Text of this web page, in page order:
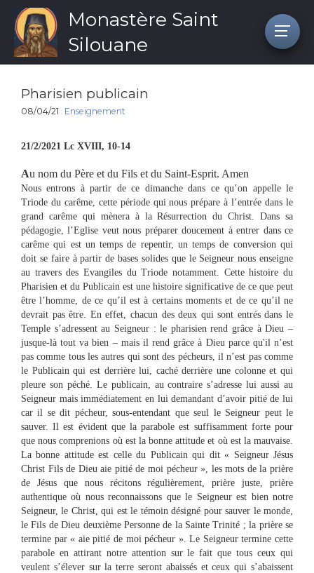
Monastère Saint
Silouane
Pharisien publicain
08/04/21 Enseignement
21/2/2021 Lc XVIII, 10-14
Au nom du Père et du Fils et du Saint-Esprit. Amen
Nous entrons à partir de ce dimanche dans ce qu’on appelle le
Triode du carême, cette période qui nous prépare à l’entrée dans le
grand carême qui mènera à la Résurrection du Christ. Dans sa
pédagogie, l’Eglise veut nous préparer doucement à entrer dans ce
carême qui est un temps de repentir, un temps de conversion qui
doit se faire à partir de bases solides que le Seigneur nous enseigne
au travers des Evangiles du Triode notamment. Cette histoire du
Pharisien et du Publicain est une histoire significative de ce que peut
être l’homme, de ce qu’il est à certains moments et de ce qu’il ne
devrait pas être. En effet, chacun des deux qui sont entrés dans le
Temple s’adressent au Seigneur : le pharisien rend grâce à Dieu –
jusque-là tout va bien – mais il rend grâce à Dieu parce qu'il n’est
pas comme tous les autres qui sont des pécheurs, il n’est pas comme
le Publicain qui est derrière lui, caché derrière une colonne et qui
pleure son péché. Le publicain, au contraire s’adresse lui aussi au
Seigneur mais immédiatement en lui demandant d’avoir pitié de lui
car il se dit pécheur, sous-entendant que seul le Seigneur peut le
sauver. Il est évident que la parabole est suffisamment forte pour
que nous comprenions où est la bonne attitude et où est la mauvaise.
La bonne attitude est celle du Publicain qui dit « Seigneur Jésus
Christ Fils de Dieu aie pitié de moi pécheur », les mots de la prière
de Jésus que nous récitons régulièrement, prière juste, prière
authentique où nous reconnaissons que le Seigneur est bien notre
Seigneur, le Christ, qui est le témoin désigné pour sauver le monde,
le Fils de Dieu deuxième Personne de la Sainte Trinité ; la prière se
termine par « aie pitié de moi pécheur ». Le Seigneur termine cette
parabole en attirant notre attention sur le fait que tous ceux qui
veulent s’élever sur la terre seront abaissés et ceux qui s’abaissent